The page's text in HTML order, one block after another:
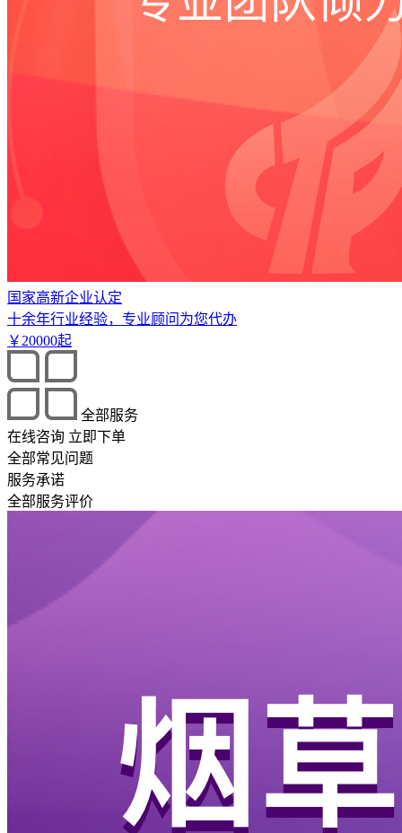
国家高新企业认定
十余年行业经验，专业顾问为您代办
￥ 20000起
全部服务
在线咨询 立即下单
全部常见问题
服务承诺
全部服务评价